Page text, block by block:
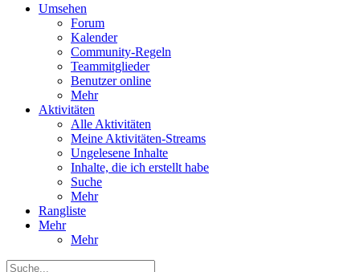
Umsehen
Forum
Kalender
Community-Regeln
Teammitglieder
Benutzer online
Mehr
Aktivitäten
Alle Aktivitäten
Meine Aktivitäten-Streams
Ungelesene Inhalte
Inhalte, die ich erstellt habe
Suche
Mehr
Rangliste
Mehr
Mehr